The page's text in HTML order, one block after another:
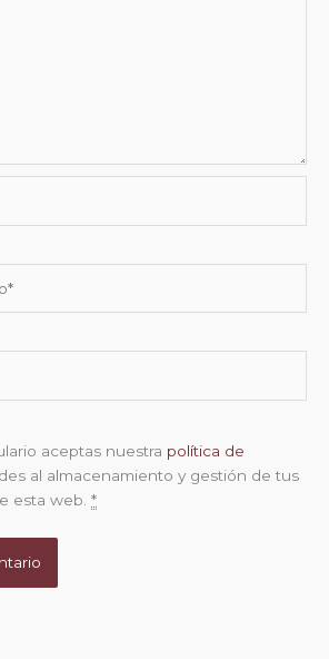
aceptas nuestra política de
al almacenamiento y gestión de tus
esta web. *